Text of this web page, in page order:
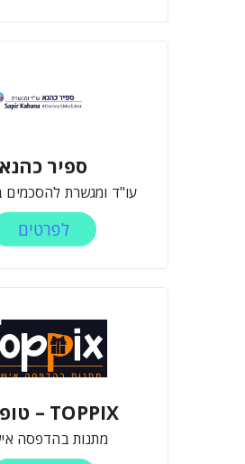
ספיר כהנא
עו"ד ומגשרת
לפרטים
TOPPIX – טופיקס
מתנות בהדפסה